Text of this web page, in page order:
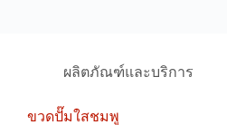
ผลิตภัณฑ์และบริการ
ขวดปั๊มใสชมพู